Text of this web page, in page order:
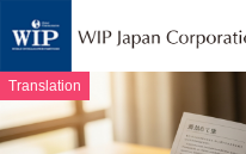
Translation